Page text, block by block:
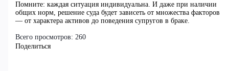
Помните: каждая ситуация индивидуальна. И даже при наличии
общих норм, решение суда будет зависеть от множества факторов
— от характера активов до поведения супругов в браке.
Всего просмотров: 260
Поделиться